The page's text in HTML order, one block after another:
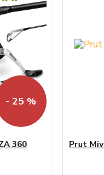
- 25 %
360 Prut